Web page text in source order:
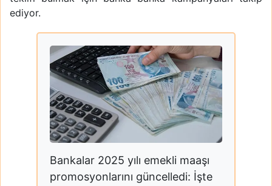
ediyor.
Bankalar 2025 yılı emekli maaşı
promosyonlarını güncelledi: İşte